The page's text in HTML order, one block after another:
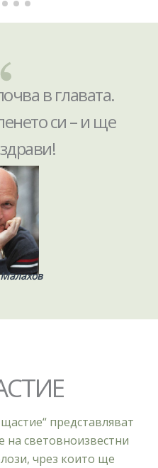
в главата.
си – и ще
представляват
на световноизвестни
чрез които ще